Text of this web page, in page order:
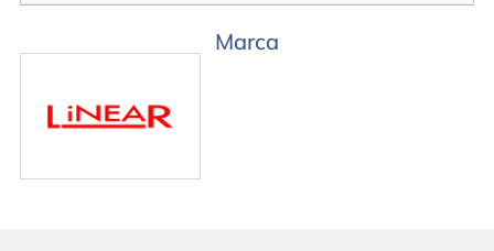
Marca